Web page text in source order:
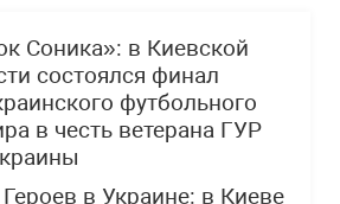
Соника»: в Киевской
состоялся финал
футбольного
в честь ветерана ГУР
в Украине: в Киеве